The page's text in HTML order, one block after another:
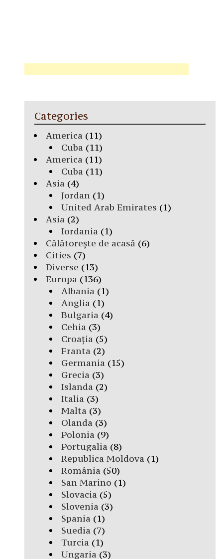
Categories
America (11)
Cuba (11)
America (11)
Cuba (11)
Asia (4)
Jordan(1)
United Arab Emirates (1)
Asia (2)
Iordania (1)
Călătorește de acasă (6)
Cities (7)
Diverse (13)
Europa (136)
Albania (1)
Anglia (1)
Bulgaria (4)
Cehia (3)
Croația (5)
Franta (2)
Germania (15)
Grecia (3)
Islanda (2)
Italia (3)
Malta (3)
Olanda (3)
Polonia (9)
Portugalia (8)
Republica Moldova (1)
România (50)
San Marino (1)
Slovacia (5)
Slovenia (3)
Spania (1)
Suedia (7)
Turcia (1)
Ungaria (3)